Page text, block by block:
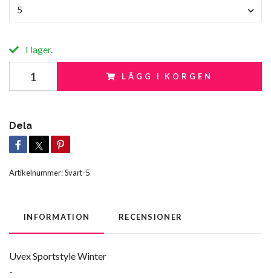
5
I lager.
LÄGG I KORGEN
Dela
Artikelnummer:Svart-5
INFORMATION RECENSIONER
Uvex Sportstyle Winter
-